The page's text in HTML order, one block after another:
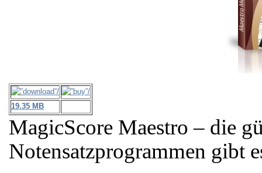
19.35 MB
MagicScore Maestro – die
Notensatzprogrammen gibt